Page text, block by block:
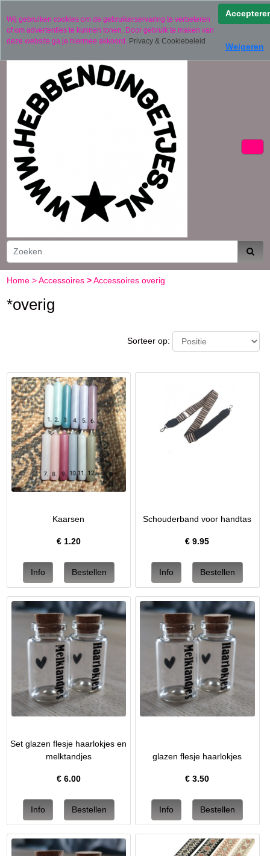
gepersonaliseerde producten)
06 11441834
Home >Accessoires > Accessoires overig
*overig
Sorteer op:
Kaarsen
€ 1.20
Schouderband voor handtas
€9.95
Set glazen flesje haarlokjes en
melktandjes
€ 6.00
glazen flesje haarlokjes
€3.50
Wij gebruiken cookies om de gebruikerservaring te verbeteren
of om advertenties te kunnen tonen. Door gebruik te maken van
deze website ga je hiermee akkoord. Privacy & Cookiebeleid
Weigeren